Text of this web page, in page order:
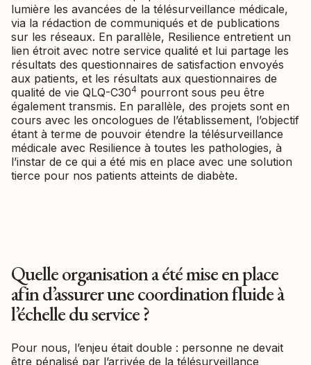
lumière les avancées de la télésurveillance médicale,
via la rédaction de communiqués et de publications
sur les réseaux. En parallèle, Resilience entretient un
lien étroit avec notre service qualité et lui partage les
résultats des questionnaires de satisfaction envoyés
aux patients, et les résultats aux questionnaires de
qualité de vie QLQ-C304 pourront sous peu être
également transmis. En parallèle, des projets sont en
cours avec les oncologues de l’établissement, l’objectif
étant à terme de pouvoir étendre la télésurveillance
médicale avec Resilience à toutes les pathologies, à
l’instar de ce qui a été mis en place avec une solution
tierce pour nos patients atteints de diabète.
Quelle organisation a été mise en place
afin d’assurer une coordination fluide à
l’échelle du service ?
Pour nous, l’enjeu était double : personne ne devait
être pénalisé par l’arrivée de la télésurveillance